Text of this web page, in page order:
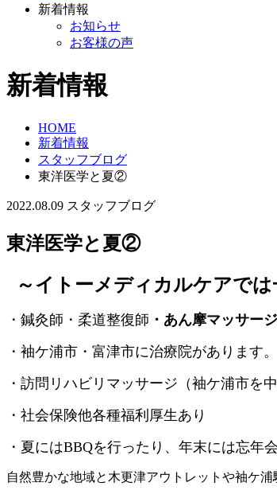
新着情報
お知らせ
お客様の声
新着情報
HOME
新着情報
スタッフブログ
東洋医学と夏②
2022.08.09 スタッフブログ
東洋医学と夏②
～イトーメディカルケアで
・鍼灸師・柔道整復師 ・あん摩マッサー
・袖ケ浦市・富津市に治療院があります。
・訪問リハビリマッサージ（袖ケ浦市を中
・社会保険他各種福利厚生あり
・夏にはBBQを行ったり、年末には忘年
自然豊かな地域と木更津アウトレットや袖ケ